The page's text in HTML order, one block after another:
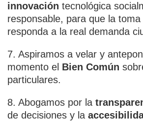
innovación tecnológica
responsable, para que la
responda a la real demanda
7. Aspiramos a velar y
momento el Bien Común
particulares.
8. Abogamos por la
de decisiones y la